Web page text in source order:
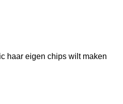
haar eigen chips wilt maken